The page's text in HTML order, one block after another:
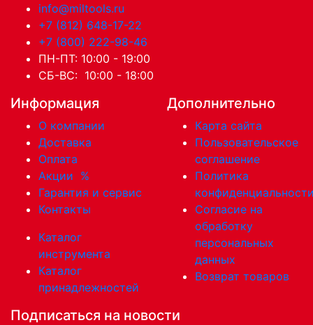
info@miltools.ru
+7 (812) 648-17-22
+7 (800) 222-98-46
ПН-ПТ: 10:00 - 19:00
СБ-ВС: 10:00 - 18:00
Информация
О компании
Доставка
Оплата
Акции %
Гарантия и сервис
Контакты
Каталог
инструмента
Каталог
принадлежностей
Дополнительно
Карта сайта
Пользовательское
соглашение
Политика
Согласие на
обработку
персональных
данных
Возврат товаров
Подписаться на новости